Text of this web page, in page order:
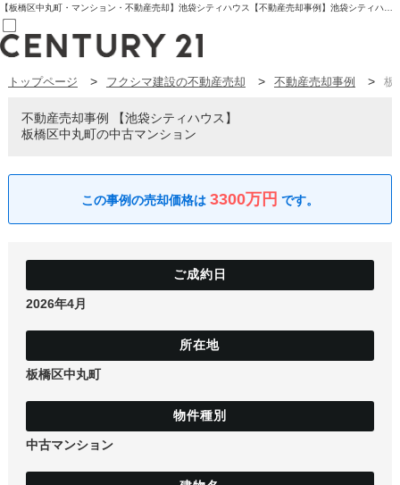
売買部
賃貸部
03-6912-3505
新規会員登録
物件閲覧履歴
購入TOP
学区から探す
町名から探す
新築戸建て
中古戸建て
トップページ フクシマ建設の不動産売却 不動産売却事例 板
不動産売却事例
池袋シティハウス
板橋区中丸町の中古マンション
3300万円
2026年4月
板橋区中丸町
中古マンション